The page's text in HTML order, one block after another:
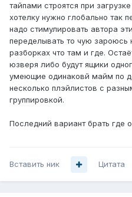
тайпами строятся при
хотелку нужно глобально так
надо стимулировать автора
переделывать то чую зароюсь
разборках что там и где.
юзверя либо будут ящики
умеющие одинаковй майм по
несколько плэйлистов с
группировкой.
Последний вариант брать где
Вставить ник Цитата